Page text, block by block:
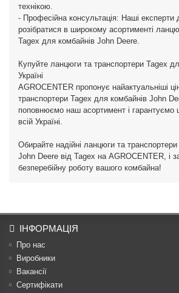
технікою.
- Професійна консультація: Наші
розібратися в широкому асортименті
Tagex для комбайнів John Deere.
Купуйте ланцюги та транспортери Tagex
Україні
AGROCENTER пропонує найактуальніші
транспортери Tagex для комбайнів John
поповнюємо наш асортимент і гарантуємо
всій Україні.
Обирайте надійні ланцюги та
John Deere від Tagex на AGROCENTER, і
безперебійну роботу вашого комбайна!
ІНФОРМАЦІЯ
Про нас
Виробники
Вакансії
Сертифікати